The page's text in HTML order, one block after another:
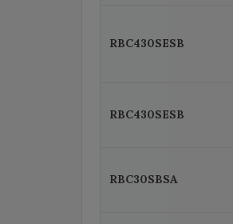
RBC430SESB
RBC430SESB
RBC30SBSA